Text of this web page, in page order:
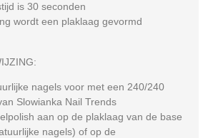
is 30 seconden
wordt een plaklaag gevormd
nagels voor met een 240/240
Slowianka Nail Trends
aan op de plaklaag van de base
nagels) of op de